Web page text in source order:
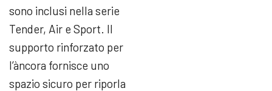
sono inclusi nella serie
Tender, Air e Sport. Il
supporto rinforzato per
l’àncora fornisce uno
spazio sicuro per riporla